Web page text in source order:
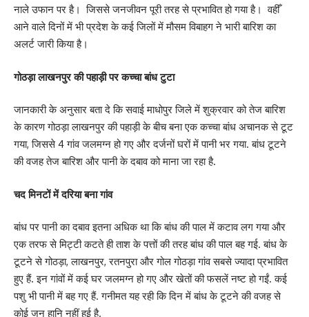
नाले उफान पर है। जिससे जनजीवन पूरी तरह से प्रभावित हो गया है। वहीँ
आने वाले दिनों में भी प्रदेश के कई जिलों में मौसम विबाहग ने भारी बारिश का
अलर्ट जारी किया है।
गोठड़ा लाखनपुर की पहाड़ी पर कच्चा बांध टुटा
जानकारी के अनुसार बता दे कि सवाई माधोपुर जिले में शुक्रवार को तेज बारिश
के कारण गोठड़ा लाखनपुर की पहाड़ी के बीच बना एक कच्चा बांध अचानक से टूट
गया, जिससे 4 गांव जलमग्न हो गए और दर्जनों घरों में पानी भर गया. बांध टूटने
की वजह तेज बारिश और पानी के दबाव को माना जा रहा है.
चद मिनटों में दरिया बना गांव
बांध पर पानी का दबाव इतना अधिक था कि बांध की पाल में कटाव लग गया और
एक तरफ से मिट्टी कटते ही ताश के पत्तों की तरह बांध की पाल बह गई. बांध के
टूटने से गोठड़ा, लाखनपुर, रतनपुरा और गोल गोठड़ा गांव सबसे ज्यादा प्रभावित
हुए हैं. इन गांवों में कई घर जलमग्न हो गए और खेतों की फसलें नष्ट हो गईं. कई
पशु भी पानी में बह गए हैं. गनीमत यह रही कि दिन में बांध के टूटने की वजह से
कोई जन हानि नहीं हुई है.